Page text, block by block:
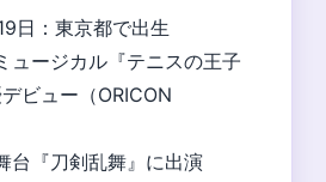
日 ：東京都で出生
ュージカル『テニスの王子
ビュー（ORICON
台『刀剣乱舞』に出演